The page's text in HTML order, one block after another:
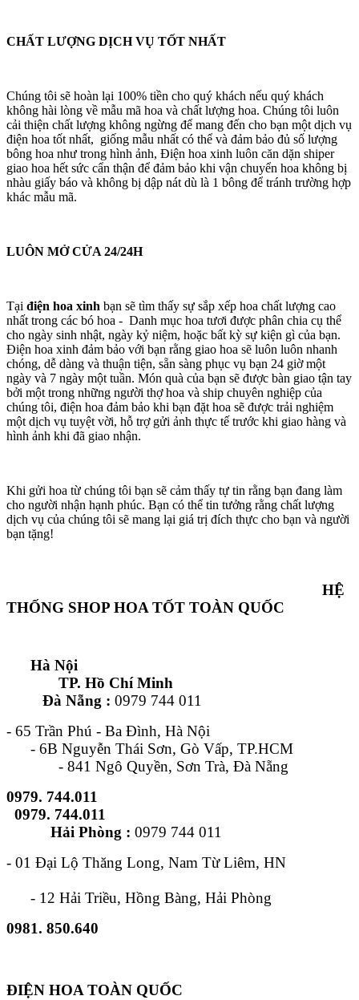
CHẤT LƯỢNG DỊCH VỤ TỐT NHẤT
Chúng tôi sẽ hoàn lại 100% tiền cho quý khách nếu quý khách
không hài lòng về mẫu mã hoa và chất lượng hoa. Chúng tôi luôn
cải thiện chất lượng không ngừng để mang đến cho bạn một dịch vụ
điện hoa tốt nhất, giống mẫu nhất có thể và đảm bảo đủ số lượng
bông hoa như trong hình ảnh, Điện hoa xinh luôn căn dặn shiper
giao hoa hết sức cẩn thận để đảm bảo khi vận chuyển hoa không bị
nhàu giấy báo và không bị dập nát dù là 1 bông để tránh trường hợp
khác mẫu mã.
LUÔN MỞ CỬA 24/24H
Tại điện hoa xinh bạn sẽ tìm thấy sự sắp xếp hoa chất lượng cao
nhất trong các bó hoa - Danh mục hoa tươi được phân chia cụ thể
cho ngày sinh nhật, ngày kỷ niệm, hoặc bất kỳ sự kiện gì của bạn.
Điện hoa xinh đảm bảo với bạn rằng giao hoa sẽ luôn luôn nhanh
chóng, dễ dàng và thuận tiện, sẵn sàng phục vụ bạn 24 giờ một
ngày và 7 ngày một tuần. Món quà của bạn sẽ được bàn giao tận tay
bởi một trong những người thợ hoa và ship chuyên nghiệp của
chúng tôi, điện hoa đảm bảo khi bạn đặt hoa sẽ được trải nghiệm
một dịch vụ tuyệt vời, hỗ trợ gửi ảnh thực tế trước khi giao hàng và
hình ảnh khi đã giao nhận.
Khi gửi hoa từ chúng tôi bạn sẽ cảm thấy tự tin rằng bạn đang làm
cho người nhận hạnh phúc. Bạn có thể tin tưởng rằng chất lượng
dịch vụ của chúng tôi sẽ mang lại giá trị đích thực cho bạn và người
bạn tặng!
HỆ
THỐNG SHOP HOA TỐT TOÀN QUỐC
Hà Nội
TP. Hồ Chí Minh
Đà Nẵng : 0979 744 011
- 65 Trần Phú - Ba Đình, Hà Nội
- 6B Nguyễn Thái Sơn, Gò Vấp, TP.HCM
- 841 Ngô Quyền, Sơn Trà, Đà Nẵng
0979. 744.011
0979. 744.011
Hải Phòng : 0979 744 011
- 01 Đại Lộ Thăng Long, Nam Từ Liêm, HN
- 12 Hải Triều, Hồng Bàng, Hải Phòng
0981. 850.640
ĐIỆN HOA TOÀN QUỐC